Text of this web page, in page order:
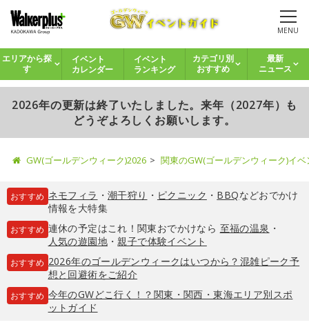
MENU
エリアから探
す
イベント
カレンダー
イベント
ランキング
カテゴリ別
おすすめ
最新
ニュース
2026年の更新は終了いたしました。来年（2027年）も
どうぞよろしくお願いします。
GW(ゴールデンウィーク)2026 関東のGW(ゴールデンウィーク)イ
おすすめ ネモフィラ ・ 潮干狩り ・ ピクニック ・ BBQなどおでかけ
情報を大特集
おすすめ 連休の予定はこれ！関東おでかけなら 至福の温泉 ・
人気の遊園地・親子で体験イベント
おすすめ 2026年のゴールデンウィークはいつから？混雑ピーク予
想と回避術をご紹介
おすすめ 今年のGWどこ行く！？関東・関西・東海エリア別スポ
ットガイド